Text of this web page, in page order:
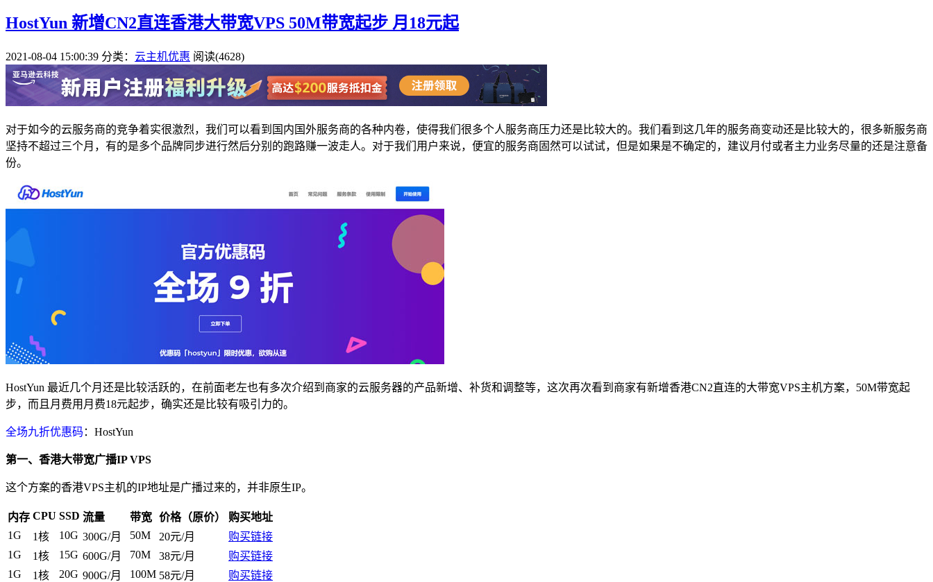
HostYun 新增CN2直连香港大带宽VPS 50M带宽起步 月18元起
2021-08-04 15:00:39 分类： 云主机优惠 阅读(4628)
对于如今的云服务商的竞争着实很激烈，我们可以看到国内国外服务商的各种内卷，使得我们很多个人服务商压力还是比较大的。我们看到这几年的服务商变动还是比较大的，很多新服务商
坚持不超过三个月，有的是多个品牌同步进行然后分别的跑路赚一波走人。对于我们用户来说，便宜的服务商固然可以试试，但是如果是不确定的，建议月付或者主力业务尽量的还是注意备
份。
HostYun 最近几个月还是比较活跃的，在前面老左也有多次介绍到商家的云服务器的产品新增、补货和调整等，这次再次看到商家有新增香港CN2直连的大带宽VPS主机方案，50M带宽起
步，而且月费用月费18元起步，确实还是比较有吸引力的。
全场九折优惠码 ： HostYun
第一、香港大带宽广播IP VPS
这个方案的香港VPS主机的IP地址是广播过来的，并非原生IP。
内存 CPU SSD 流量 带宽 价格（原价）
购买地址
1G
1核 10G 300G/月 50M 20元/月
购买链接
1G
1核 15G 600G/月 70M 38元/月
购买链接
1G
1核 20G 900G/月 100M 58元/月
购买链接